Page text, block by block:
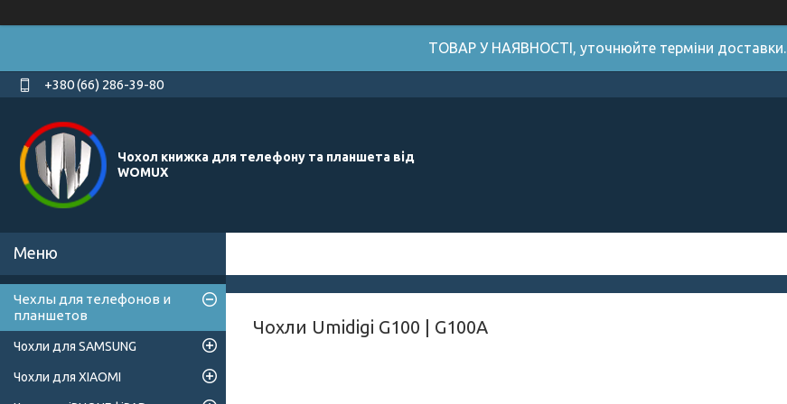
ТОВАР У НАЯВНОСТІ, уточнюйте терміни доставки.
+380 (66) 286-39-80
Чохол книжка для телефону та планшета від
WOMUX
Чохли Umidigi G100 | G100A
Чехлы для телефонов и
планшетов
Чохли для SAMSUNG
Чохли для XIAOMI